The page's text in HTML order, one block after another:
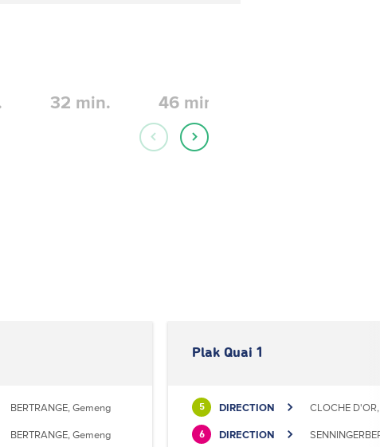
32 min. 46 min.
BERTRANGE, Gemeng
BERTRANGE, Gemeng
Plak Quai 1
5 DIRECTION CLOCHE
6 DIRECTION